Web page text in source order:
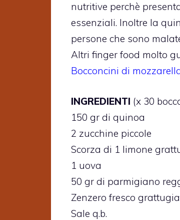
nutritive perchè
essenziali. Inoltre la
persone che sono
Altri finger food molto
Bocconcini di
INGREDIENTI (x 30
150 gr di quinoa
2 zucchine piccole
Scorza di 1 limone
1 uova
50 gr di parmigiano
Zenzero fresco
Sale q.b.